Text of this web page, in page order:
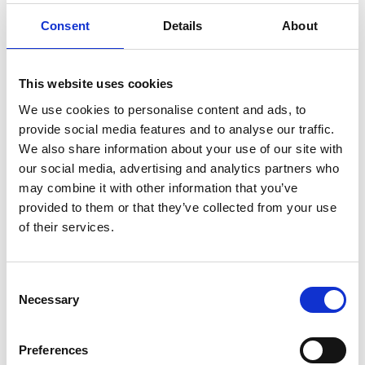
Consent Details About
This website uses cookies
We use cookies to personalise content and ads, to
provide social media features and to analyse our traffic.
We also share information about your use of our site with
our social media, advertising and analytics partners who
may combine it with other information that you’ve
provided to them or that they’ve collected from your use
of their services.
Selection
Necessary
Preferences
Proprio per questo, riteniamo fondamentale mantenere
saldi i nostri valori fondanti. Nonostante le difficoltà,
siamo convinti che la Repubblica Ceca manterrà un
SIAD è leader nelle soluzioni per la cattura della CO₂,
anche in Slovacchia. Qual è oggi la domanda per
queste tecnologie in Repubblica Ceca?
Il Gruppo SIAD, da sempre impegnato nella transizione
internazionale nella progettazione e realizzazione di
della CO₂, con oltre 300 installazioni attive in tutto il